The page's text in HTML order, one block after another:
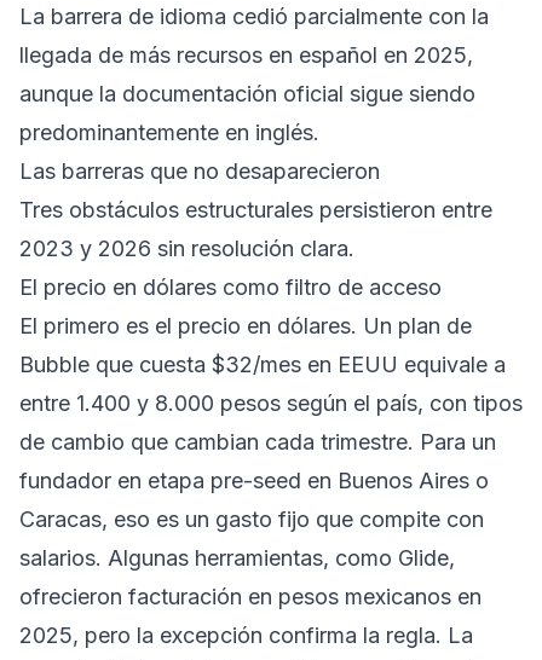
La barrera de idioma cedió parcialmente con la
llegada de más recursos en español en 2025,
aunque la documentación oficial sigue siendo
predominantemente en inglés.
Las barreras que no desaparecieron
Tres obstáculos estructurales persistieron entre
2023 y 2026 sin resolución clara.
El precio en dólares como filtro de acceso
El primero es el precio en dólares. Un plan de
Bubble que cuesta $32/mes en EEUU equivale a
entre 1.400 y 8.000 pesos según el país, con tipos
de cambio que cambian cada trimestre. Para un
fundador en etapa pre-seed en Buenos Aires o
Caracas, eso es un gasto fijo que compite con
salarios. Algunas herramientas, como Glide,
ofrecieron facturación en pesos mexicanos en
2025, pero la excepción confirma la regla. La